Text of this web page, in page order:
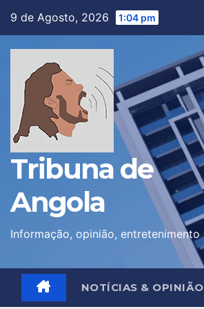
9 de Agosto, 2026 1:04 pm
Tribuna de
Angola
Informação, opinião, entretenimento
NOTÍCIAS & OPINIÃO